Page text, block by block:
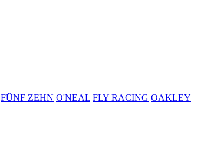
FÜNF ZEHN O'NEAL FLY RACING OAKLEY